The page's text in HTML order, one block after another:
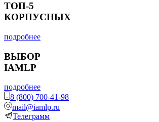
ТОП-5
КОРПУСНЫХ
подробнее
ВЫБОР
IAMLP
подробнее
8 (800) 700-41-98
mail@iamlp.ru
Телеграмм